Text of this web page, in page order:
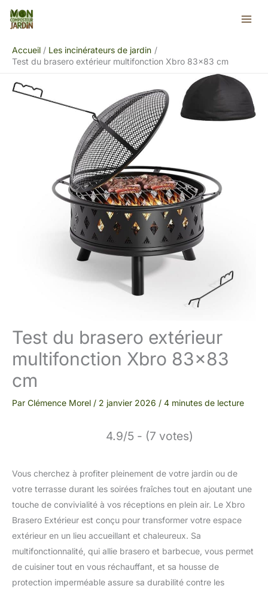
Aller
Accueil
Les incinérateurs de jardin
Test du brasero extérieur multifonction Xbro 83×83 cm
Test du brasero extérieur
multifonction Xbro 83×83
cm
Par Clémence Morel / 2 janvier 2026 / 4 minutes de lecture
4.9/5 - (7 votes)
Vous cherchez à profiter pleinement de votre jardin ou de
votre terrasse durant les soirées fraîches tout en ajoutant une
touche de convivialité à vos réceptions en plein air. Le Xbro
Brasero Extérieur est conçu pour transformer votre espace
extérieur en un lieu accueillant et chaleureux. Sa
multifonctionnalité, qui allie brasero et barbecue, vous permet
de cuisiner tout en vous réchauffant, et sa housse de
protection imperméable assure sa durabilité contre les
Rechercher